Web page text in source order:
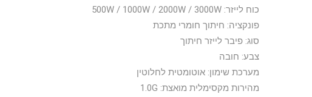
כוח לייזר: 500W / 1000W / 2000W / 3000W
פונקציה: חיתוך חומרי מתכת
סוג: פיבר לייזר חיתוך
צבע: חובה
מערכת שימון: אוטומטית לחלוטין
מהירות מקסימלית מואצת: 1.0G